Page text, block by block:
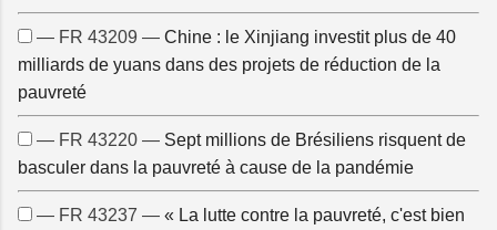
— FR 43209 — Chine : le Xinjiang investit plus de 40
milliards de yuans dans des projets de réduction de la
pauvreté
— FR 43220 — Sept millions de Brésiliens risquent de
basculer dans la pauvreté à cause de la pandémie
— FR 43237 — « La lutte contre la pauvreté, c'est bien